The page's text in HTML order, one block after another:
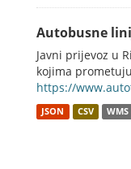
Autobusne
Javni prijevoz u
kojima
https://
JSON CSV WMS